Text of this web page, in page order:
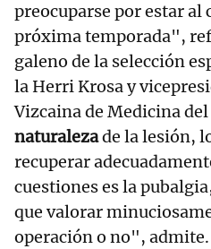
preocuparse por estar al
próxima temporada",
galeno de la selección
la Herri Krosa y
Vizcaina de Medicina
naturalezade la lesión,
recuperar
cuestiones es la
que valorar
operación o no", admite.